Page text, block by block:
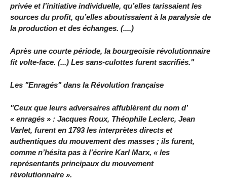
privée et l’initiative individuelle, qu’elles tarissaient les
sources du profit, qu’elles aboutissaient à la paralysie de
la production et des échanges. (....)
Après une courte période, la bourgeoisie révolutionnaire
fit volte-face. (...) Les sans-culottes furent sacrifiés."
Les "Enragés" dans la Révolution française
"Ceux que leurs adversaires affublèrent du nom d’
« enragés » : Jacques Roux, Théophile Leclerc, Jean
Varlet, furent en 1793 les interprètes directs et
authentiques du mouvement des masses ; ils furent,
comme n’hésita pas à l’écrire Karl Marx, « les
représentants principaux du mouvement
révolutionnaire ».